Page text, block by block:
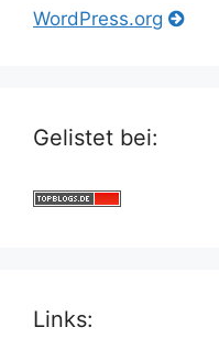
WordPress.org
Gelistet bei:
Links: